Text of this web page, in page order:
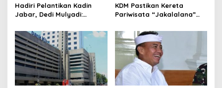
Hadiri Pelantikan Kadin
Jabar, Dedi Mulyadi:
Berkualitas Tak Lahir Instan
KDM Pastikan Kereta
Pariwisata “Jakalalana”
Pertengahan Desember
2025